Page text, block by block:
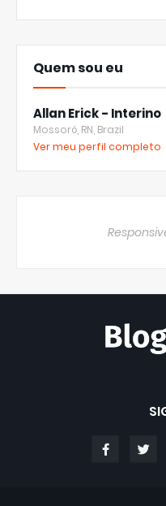
Quem sou eu
Allan Erick - Interino
Mossoró, RN, Brazil
Ver meu perfil completo